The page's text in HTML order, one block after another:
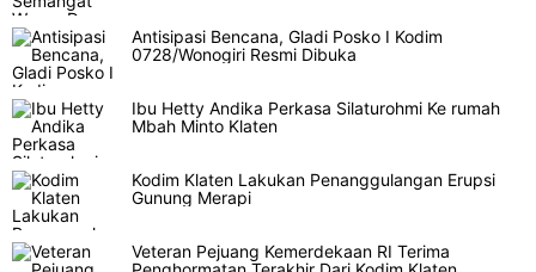
Antisipasi Bencana, Gladi Posko I Kodim
0728/Wonogiri Resmi Dibuka
Ibu Hetty Andika Perkasa Silaturohmi Ke rumah
Mbah Minto Klaten
Kodim Klaten Lakukan Penanggulangan Erupsi
Gunung Merapi
Veteran Pejuang Kemerdekaan RI Terima